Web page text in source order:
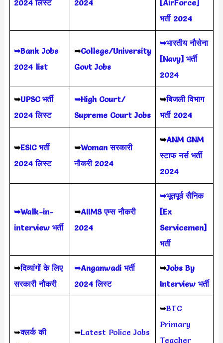
2024 लिस्ट
2024
[AirForce]
भर्ती 2024
➥Bank Jobs
2024 list
➥College/University
Govt Jobs
➥भारतीय नौसेना
[Navy] भर्ती
2024
➥UPSC भर्ती
2024 लिस्ट
➥High Court/
Supreme Court Jobs
➥बिजली विभाग
भर्ती 2024
➥ESIC भर्ती
2024 लिस्ट
➥Woman सरकारी
नौकरी 2024
➥ANM GNM
स्टाफ नर्स भर्ती
2024
➥Walk-in-
interview भर्ती
➥AIIMS एम्स नौकरी
2024
➥भूतपूर्व सैनिक
[Ex
Servicemen]
भर्ती
➥दिव्यांगों के लिए
सरकारी नौकरी
➥Anganwadi भर्ती
2024 लिस्ट
➥Jobs By
Interview भर्ती
➥क्लर्क की
➥Latest Police Jobs
➥BTC
Primary
Teacher